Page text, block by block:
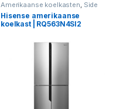
Amerikaanse koelkasten, Side
by Sides
Hisense amerikaanse
koelkast | RQ563N4SI2